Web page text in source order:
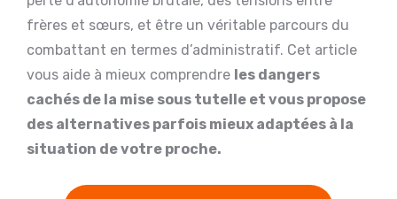
frères et sœurs, et être un véritable parcours du
combattant en termes d’administratif. Cet article
vous aide à mieux comprendre les dangers
cachés de la mise sous tutelle et vous propose
des alternatives parfois mieux adaptées à la
situation de votre proche.